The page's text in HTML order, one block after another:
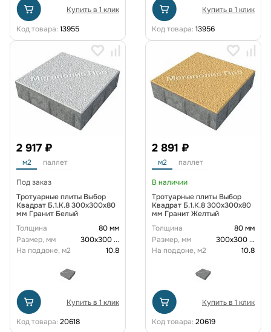
Купить в 1 клик
Код товара: 13955
Купить в 1 клик
Код товара: 13956
2 917 ₽
м2 паллет
Под заказ
Тротуарные плиты Выбор
Квадрат Б.1.К.8 300х300х80
мм Гранит Белый
Толщина
80 мм
Размер, мм
300х300...
На поддоне, м2
10.8
Купить в 1 клик
Код товара: 20618
2 891 ₽
м2 паллет
В наличии
Тротуарные плиты Выбор
Квадрат Б.1.К.8 300х300х80
мм Гранит Желтый
Толщина
80 мм
Размер, мм
300х300...
На поддоне, м2
10.8
Купить в 1 клик
Код товара: 20619